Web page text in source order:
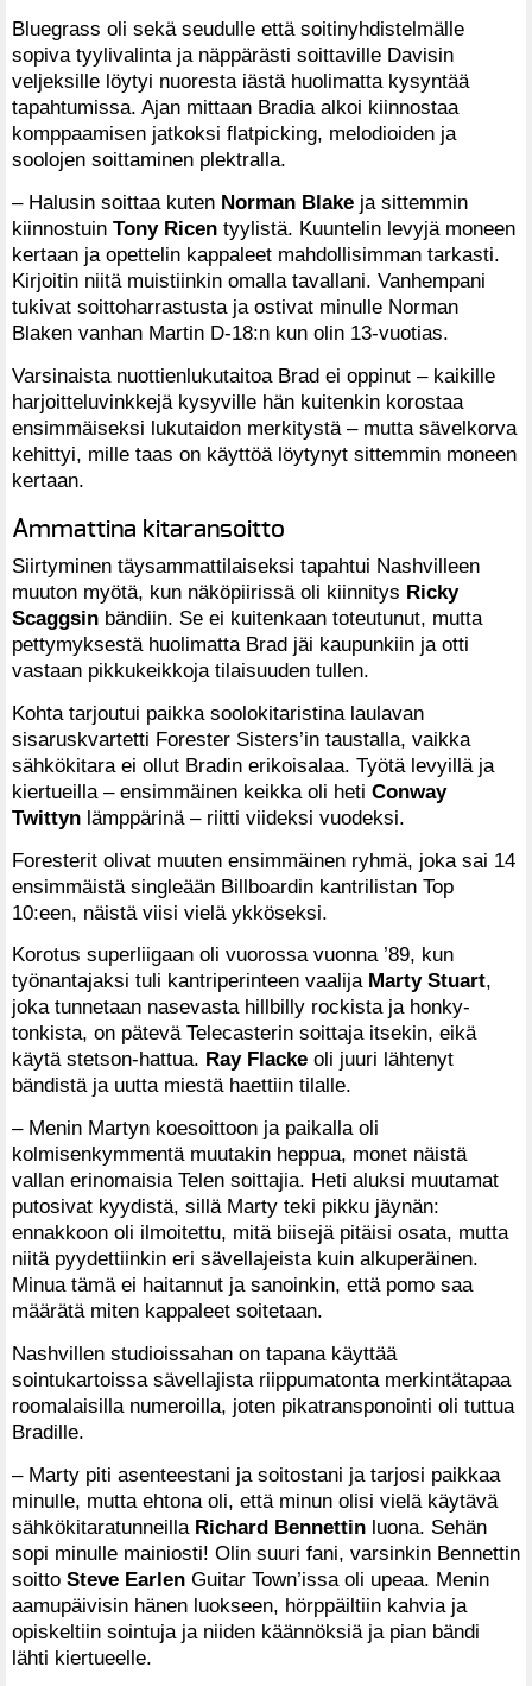
Bluegrass oli sekä seudulle että soitinyhdistelmälle
sopiva tyylivalinta ja näppärästi soittaville Davisin
veljeksille löytyi nuoresta iästä huolimatta kysyntää
tapahtumissa. Ajan mittaan Bradia alkoi kiinnostaa
komppaamisen jatkoksi flatpicking, melodioiden ja
soolojen soittaminen plektralla.
– Halusin soittaa kuten Norman Blake ja sittemmin
kiinnostuin Tony Ricen tyylistä. Kuuntelin levyjä moneen
kertaan ja opettelin kappaleet mahdollisimman tarkasti.
Kirjoitin niitä muistiinkin omalla tavallani. Vanhempani
tukivat soittoharrastusta ja ostivat minulle Norman
Blaken vanhan Martin D-18:n kun olin 13-vuotias.
Varsinaista nuottienlukutaitoa Brad ei oppinut – kaikille
harjoitteluvinkkejä kysyville hän kuitenkin korostaa
ensimmäiseksi lukutaidon merkitystä – mutta sävelkorva
kehittyi, mille taas on käyttöä löytynyt sittemmin moneen
kertaan.
Ammattina kitaransoitto
Siirtyminen täysammattilaiseksi tapahtui Nashvilleen
muuton myötä, kun näköpiirissä oli kiinnitys Ricky
Scaggsin bändiin. Se ei kuitenkaan toteutunut, mutta
pettymyksestä huolimatta Brad jäi kaupunkiin ja otti
vastaan pikkukeikkoja tilaisuuden tullen.
Kohta tarjoutui paikka soolokitaristina laulavan
sisaruskvartetti Forester Sisters’in taustalla, vaikka
sähkökitara ei ollut Bradin erikoisalaa. Työtä levyillä ja
kiertueilla – ensimmäinen keikka oli heti Conway
Twittyn lämppärinä – riitti viideksi vuodeksi.
Foresterit olivat muuten ensimmäinen ryhmä, joka sai 14
ensimmäistä singleään Billboardin kantrilistan Top
10:een, näistä viisi vielä ykköseksi.
Korotus superliigaan oli vuorossa vuonna ’89, kun
työnantajaksi tuli kantriperinteen vaalija Marty Stuart,
joka tunnetaan nasevasta hillbilly rockista ja honky-
tonkista, on pätevä Telecasterin soittaja itsekin, eikä
käytä stetson-hattua. Ray Flacke oli juuri lähtenyt
bändistä ja uutta miestä haettiin tilalle.
– Menin Martyn koesoittoon ja paikalla oli
kolmisenkymmentä muutakin heppua, monet näistä
vallan erinomaisia Telen soittajia. Heti aluksi muutamat
putosivat kyydistä, sillä Marty teki pikku jäynän:
ennakkoon oli ilmoitettu, mitä biisejä pitäisi osata, mutta
niitä pyydettiinkin eri sävellajeista kuin alkuperäinen.
Minua tämä ei haitannut ja sanoinkin, että pomo saa
määrätä miten kappaleet soitetaan.
Nashvillen studioissahan on tapana käyttää
sointukartoissa sävellajista riippumatonta merkintätapaa
roomalaisilla numeroilla, joten pikatransponointi oli tuttua
Bradille.
– Marty piti asenteestani ja soitostani ja tarjosi paikkaa
minulle, mutta ehtona oli, että minun olisi vielä käytävä
sähkökitaratunneilla Richard Bennettin luona. Sehän
sopi minulle mainiosti! Olin suuri fani, varsinkin Bennettin
soitto Steve Earlen Guitar Town’issa oli upeaa. Menin
aamupäivisin hänen luokseen, hörppäiltiin kahvia ja
opiskeltiin sointuja ja niiden käännöksiä ja pian bändi
lähti kiertueelle.